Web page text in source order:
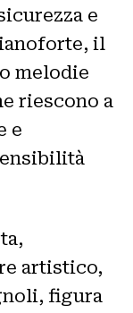
e
il
melodie
riescono a
e
artistico,
figura